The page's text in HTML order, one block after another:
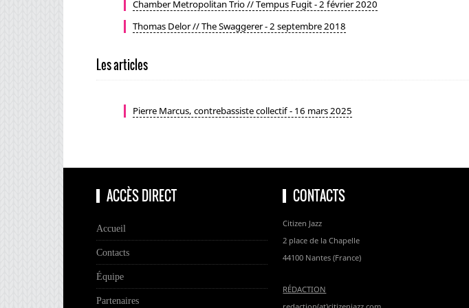
Chamber Metropolitan Trio // Tempus Fugit - 2 février 2020
Thomas Delor // The Swaggerer - 2 septembre 2018
Les articles
Pierre Marcus, contrebassiste collectif - 16 mars 2025
ACCÈS DIRECT
Accueil
Contacts
Équipe
Partenaires
CONTACTS
Citizen Jazz
2 place de la Chapelle
44100 Nantes (France)
RÉDACTION